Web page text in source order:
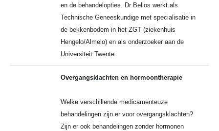
en de behandelopties. Dr Bellos werkt als
Technische Geneeskundige met specialisatie in
de bekkenbodem in het ZGT (ziekenhuis
Hengelo/Almelo) en als onderzoeker aan de
Universiteit Twente.
Overgangsklachten en hormoontherapie
Welke verschillende medicamenteuze
behandelingen zijn er voor overgangsklachten?
Zijn er ook behandelingen zonder hormonen